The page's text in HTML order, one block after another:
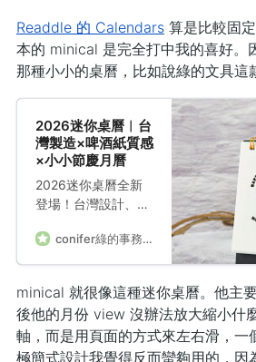
Readdle 的 Calendars算是比較固
本的 minical 是完全打中我的喜好。
那種小小的桌曆，比如說綠的文具這
2026迷你桌曆︱台
灣製造×啤酒紙質感
×小小節慶月曆
2026迷你桌曆全新
登場！台灣設計、台
佔空間，採用啤酒紙
打造蓬鬆質感，內含
慶，還能加精油聞
香，陪你療癒過每一
天。
conifer綠的事務用品
minical 就很像這種迷你桌曆。他主
後他的月份 view 沒辦法放大縮小什
軸，而是用頁面的方式來左右滑，一
極簡式設計我覺得反而蠻夠用的，